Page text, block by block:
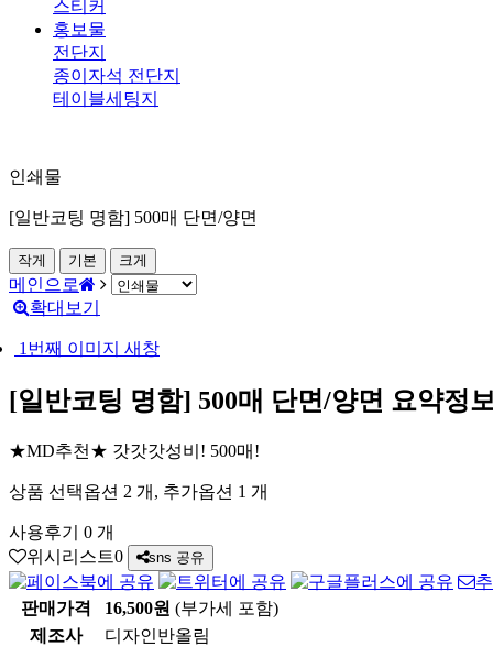
스티커
홍보물
전단지
종이자석 전단지
테이블세팅지
인쇄물
[일반코팅 명함] 500매 단면/양면
작게 기본 크게
메인으로
확대보기
1번째 이미지 새창
[일반코팅 명함] 500매 단면/양면 요약정
★MD추천★ 갓갓갓성비! 500매!
상품 선택옵션 2 개, 추가옵션 1 개
사용후기 0 개
위시리스트0 sns 공유
판매가격
16,500원 (부가세 포함)
제조사
디자인반올림